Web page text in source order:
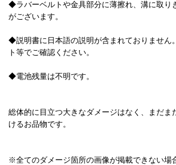
◆ラバーベルトや金具部分に薄擦れ、溝に取り
がございます。
◆説明書に日本語の説明が含まれておりません
ト等でご確認ください。
◆電池残量は不明です。
総体的に目立つ大きなダメージはなく、まだま
けるお品物です。
※全てのダメージ箇所の画像が掲載できない場